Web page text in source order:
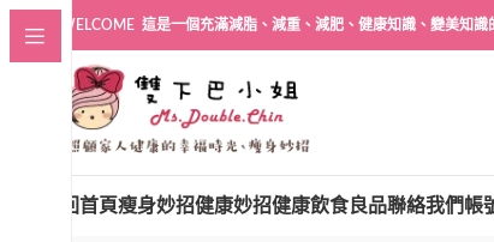
WELCOME 這是一個充滿減脂、減重、減肥、健康知識、變美知識
回首頁瘦身妙招健康妙招健康飲食良品聯絡我們帳